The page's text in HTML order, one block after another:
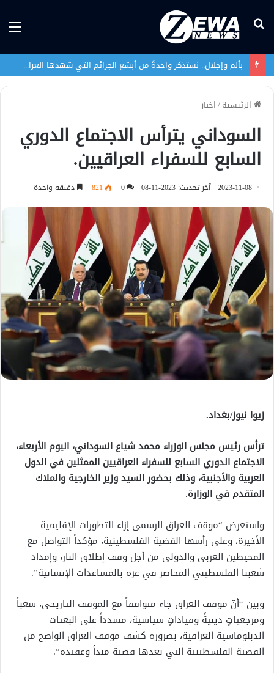
بحث
بألم وإجلال.. نستذكر واحدةً من أبشع الجرائم التي شهدها العراق في تاريخه الحديث
الرئيسية/اخبار
السوداني يترأس الاجتماع الدوري
السابع للسفراء العراقيين.
2023-11-08 آخر تحديث: 2023-11-08 0
821 دقيقة واحدة
زيوا نيوز/بغداد.
ترأس رئيس مجلس الوزراء محمد شياع السوداني، اليوم الأربعاء،
الاجتماع الدوري السابع للسفراء العراقيين الممثلين في الدول
العربية والأجنبية، وذلك بحضور السيد وزير الخارجية والملاك
المتقدم في الوزارة.
واستعرض “موقف العراق الرسمي إزاء التطورات الإقليمية
الأخيرة، وعلى رأسها القضية الفلسطينية، مؤكداً التواصل مع
المحيطين العربي والدولي من أجل وقف إطلاق النار، وإمداد
شعبنا الفلسطيني المحاصر في غزة بالمساعدات الإنسانية”.
وبين “أنّ موقف العراق جاء متوافقاً مع الموقف التاريخي، شعباً
ومرجعياتٍ دينيةً وقياداتٍ سياسية، مشدداً على البعثات
الدبلوماسية العراقية، بضرورة كشف موقف العراق الواضح من
القضية الفلسطينية التي نعدها قضية مبدأ وعقيدة”.